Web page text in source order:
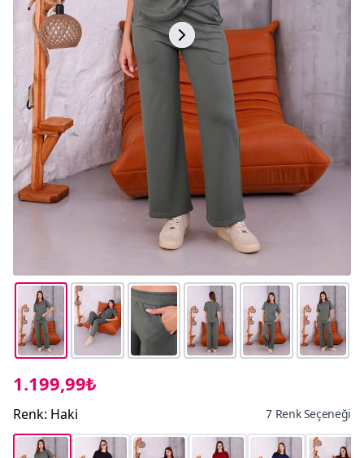
1.199,99₺
Renk: Haki 7 Renk Seçeneği